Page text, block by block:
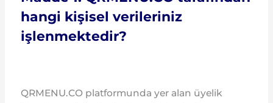
hangi kişisel verileriniz
işlenmektedir?
QRMENU.CO platformunda yer alan üyelik